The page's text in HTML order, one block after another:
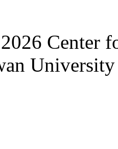
Center
University